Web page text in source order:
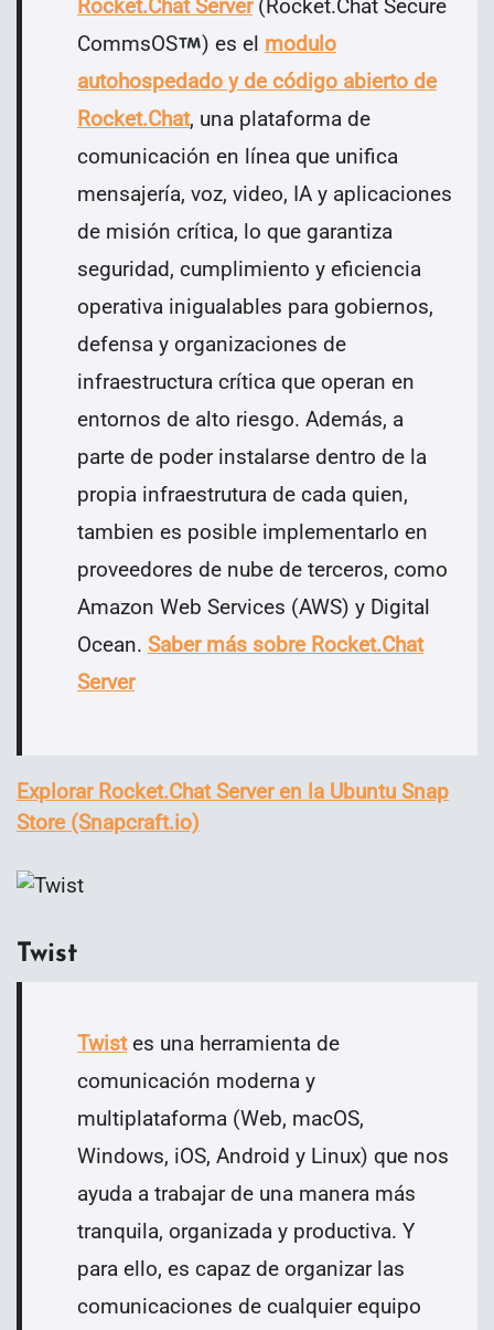
Rocket.Chat Server(Rocket.Chat Secure
CommsOS
) es el modulo
autohospedado y de código abierto de
Rocket.Chat, una plataforma de
comunicación en línea que unifica
mensajería, voz, video, IA y aplicaciones
de misión crítica, lo que garantiza
seguridad, cumplimiento y eficiencia
operativa inigualables para gobiernos,
defensa y organizaciones de
infraestructura crítica que operan en
entornos de alto riesgo. Además, a
parte de poder instalarse dentro de la
propia infraestrutura de cada quien,
tambien es posible implementarlo en
proveedores de nube de terceros, como
Amazon Web Services (AWS) y Digital
Ocean. Saber más sobre Rocket.Chat
Server
Explorar Rocket.Chat Server en la Ubuntu Snap
Store (Snapcraft.io)
Twist
Twistes una herramienta de
comunicación moderna y
multiplataforma (Web, macOS,
Windows, iOS, Android y Linux) que nos
ayuda a trabajar de una manera más
tranquila, organizada y productiva. Y
para ello, es capaz de organizar las
comunicaciones de cualquier equipo